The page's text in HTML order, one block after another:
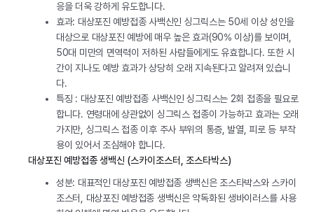
응을 더욱 강하게 유도합니다.
효과: 대상포진 예방접종 사백신인 싱그릭스는 50세 이상 성인을
대상으로 대상포진 예방에 매우 높은 효과(90% 이상)를 보이며,
50대 미만의 면역력이 저하된 사람들에게도 유효합니다. 또한 시
간이 지나도 예방 효과가 상당히 오래 지속된다고 알려져 있습니
다.
특징 : 대상포진 예방접종 사백신인 싱그릭스는 2회 접종을 필요로
합니다. 연령대에 상관없이 싱그릭스 접종이 가능하고 효과는 오래
가지만, 싱그릭스 접종 이후 주사 부위의 통증, 발열, 피로 등 부작
용이 있어서 조심해야 합니다.
대상포진 예방접종 생백신 (스카이조스터, 조스타박스)
성분: 대표적인 대상포진 예방접종 생백신은 조스타박스와 스카이
조스터, 대상포진 예방접종 생백신은 약독화된 생바이러스를 사용